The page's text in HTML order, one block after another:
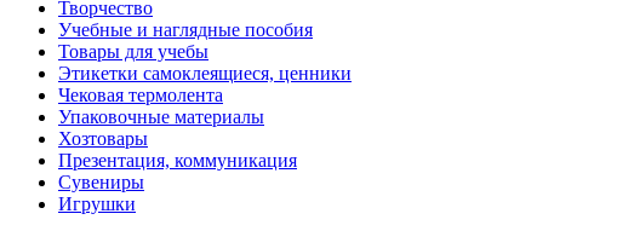
Творчество
Учебные и наглядные пособия
Товары для учебы
Этикетки самоклеящиеся, ценники
Чековая термолента
Упаковочные материалы
Хозтовары
Презентация, коммуникация
Сувениры
Игрушки